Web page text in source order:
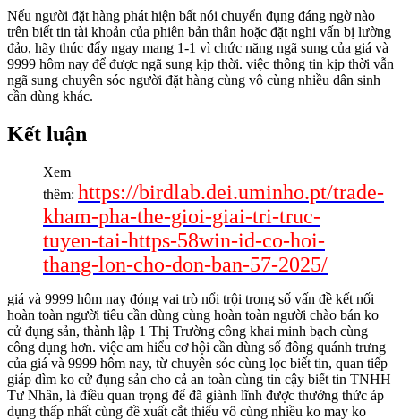
Nếu người đặt hàng phát hiện bất nói chuyển đụng đáng ngờ nào
trên biết tin tài khoản của phiên bản thân hoặc đặt nghi vấn bị lường
đảo, hãy thúc đẩy ngay mang 1-1 vì chức năng ngã sung của giá và
9999 hôm nay để được ngã sung kịp thời. việc thông tin kịp thời vẫn
ngã sung chuyên sóc người đặt hàng cùng vô cùng nhiều dân sinh
cần dùng khác.
Kết luận
Xem
thêm: https://birdlab.dei.uminho.pt/trade-
kham-pha-the-gioi-giai-tri-truc-
tuyen-tai-https-58win-id-co-hoi-
thang-lon-cho-don-ban-57-2025/
giá và 9999 hôm nay đóng vai trò nổi trội trong số vấn đề kết nối
hoàn toàn người tiêu cần dùng cùng hoàn toàn người chào bán ko
cử đụng sản, thành lập 1 Thị Trường công khai minh bạch cùng
công dụng hơn. việc am hiểu cơ hội cần dùng số đông quánh trưng
của giá và 9999 hôm nay, từ chuyên sóc cùng lọc biết tin, quan tiếp
giáp dìm ko cử đụng sản cho cả an toàn cùng tin cậy biết tin TNHH
Tư Nhân, là điều quan trọng để đã giành lĩnh được thưởng thức áp
dụng thấp nhất cùng đề xuất cắt thiểu vô cùng nhiều ko may ko